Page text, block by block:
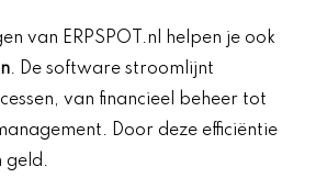
van ERPSPOT.nl helpen je ook
. De software stroomlijnt
van financieel beheer tot
Door deze efficiëntie
geld.